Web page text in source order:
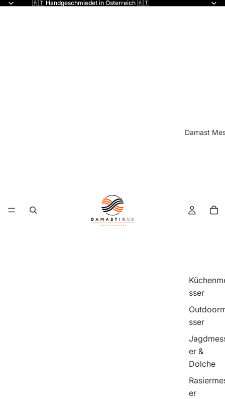
🇦🇹 Handgeschmiedet in Österreich 🇦🇹
Damast
sser
sser
er &
Dolche
er